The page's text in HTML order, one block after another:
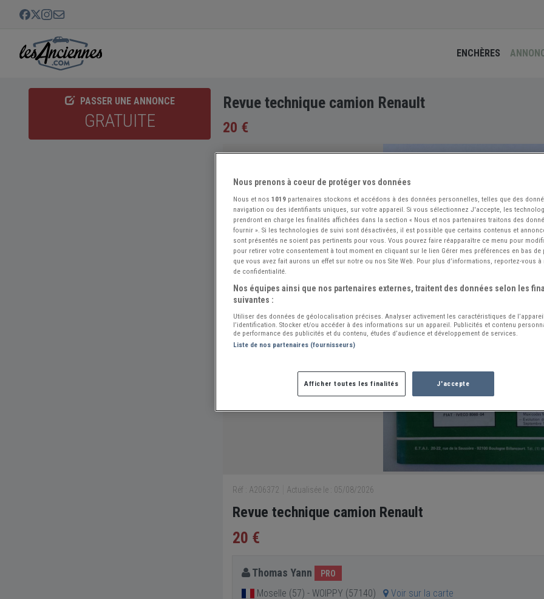
ENCHÈRES
PASSER UNE ANNONCE
GRATUITE
Revue technique camion Renault
20 €
Réf : A206372 Actualisée le : 05/08/2026
Revue technique camion Renault
20 €
Thomas Yann PRO
Moselle (57) - WOIPPY (57140) Voir sur la carte
Nous prenons à coeur de protéger vos données
Nous et nos 1019 partenaires stockons et accédons à des données personnelles, telles que des
navigation ou des identifiants uniques, sur votre appareil. Si vous sélectionnez J'accepte, les
prendront en charge les finalités affichées dans la section « Nous et nos partenaires traitons des
fournir ». Si les technologies de suivi sont désactivées, il est possible que certains contenus et
sont présentés ne soient pas pertinents pour vous. Vous pouvez faire réapparaître ce menu pour
pour retirer votre consentement à tout moment en cliquant sur le lien Gérer mes préférences en bas de
que vous avez fait aurons un effet sur notre ou nos Site Web. Pour plus d’informations, reportez-vous
de confidentialité.
Nos équipes ainsi que nos partenaires externes, traitent des données selon les
suivantes :
Utiliser des données de géolocalisation précises. Analyser activement les caractéristiques de
l’identification. Stocker et/ou accéder à des informations sur un appareil. Publicités et contenu
de performance des publicités et du contenu, études d’audience et développement de services.
Liste de nos partenaires (fournisseurs)
Afficher toutes les finalités J'accepte